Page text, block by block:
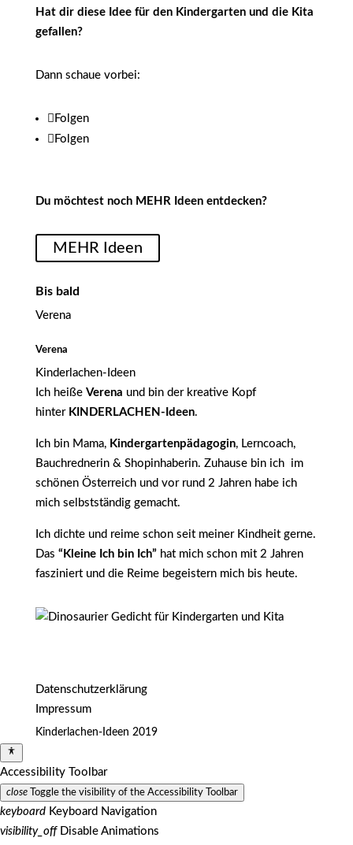
Hat dir diese Idee für den Kindergarten und die Kita
gefallen?
Dann schaue vorbei:
Folgen
Folgen
Du möchtest noch MEHR Ideen entdecken?
MEHR Ideen
Bis bald
Verena
Verena
Kinderlachen-Ideen
Ich heiße Verena und bin der kreative Kopf
hinter KINDERLACHEN-Ideen.
Ich bin Mama, Kindergartenpädagogin, Lerncoach,
Bauchrednerin & Shopinhaberin. Zuhause bin ich im
schönen Österreich und vor rund 2 Jahren habe ich
mich selbstständig gemacht.
Ich dichte und reime schon seit meiner Kindheit gerne.
Das “Kleine Ich bin Ich” hat mich schon mit 2 Jahren
fasziniert und die Reime begeistern mich bis heute.
Datenschutzerklärung
Impressum
Kinderlachen-Ideen 2019
Accessibility Toolbar
close Toggle the visibility of the Accessibility Toolbar
keyboard Keyboard Navigation
visibility_off Disable Animations